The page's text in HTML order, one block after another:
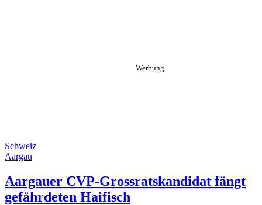
Schweiz
Aargau
Aargauer CVP-Grossratskandidat fängt
gefährdeten Haifisch